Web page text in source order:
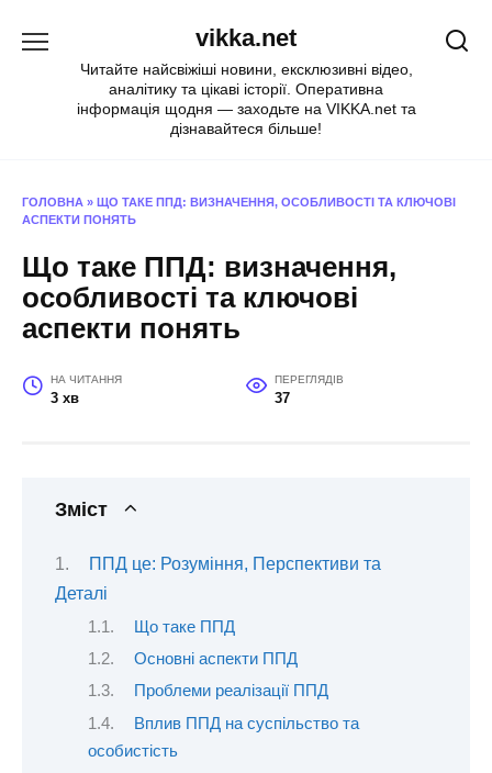
vikka.net
Читайте найсвіжіші новини, ексклюзивні відео,
аналітику та цікаві історії. Оперативна
інформація щодня — заходьте на VIKKA.net та
дізнавайтеся більше!
ГОЛОВНА » ЩО ТАКЕ ППД: ВИЗНАЧЕННЯ, ОСОБЛИВОСТІ ТА КЛЮЧОВІ
АСПЕКТИ ПОНЯТЬ
Що таке ППД: визначення,
особливості та ключові
аспекти понять
НА ЧИТАННЯ
3 хв
ПЕРЕГЛЯДІВ
37
Зміст
ППД це: Розуміння, Перспективи та
Деталі
Що таке ППД
Основні аспекти ППД
Проблеми реалізації ППД
Вплив ППД на суспільство та
особистість